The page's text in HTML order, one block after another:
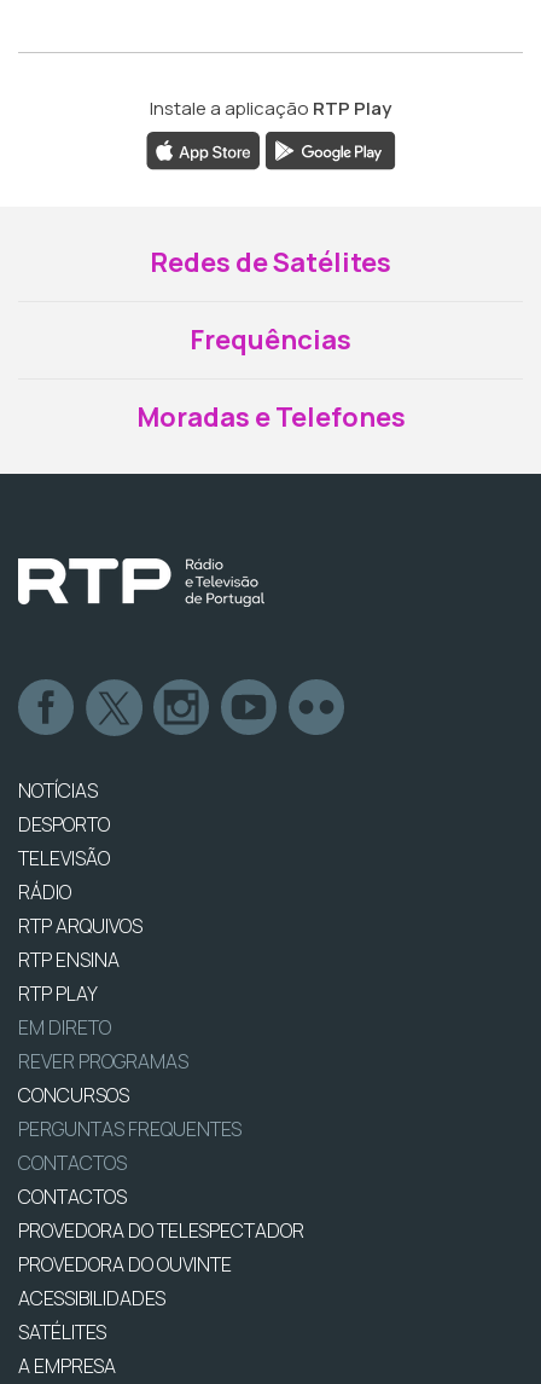
Instale a aplicação RTP Play
Redes de Satélites
Frequências
Moradas e Telefones
NOTÍCIAS
DESPORTO
TELEVISÃO
RÁDIO
RTP ARQUIVOS
RTP ENSINA
RTP PLAY
EM DIRETO
REVER PROGRAMAS
CONCURSOS
PERGUNTAS FREQUENTES
CONTACTOS
CONTACTOS
PROVEDORA DO TELESPECTADOR
PROVEDORA DO OUVINTE
ACESSIBILIDADES
SATÉLITES
A EMPRESA